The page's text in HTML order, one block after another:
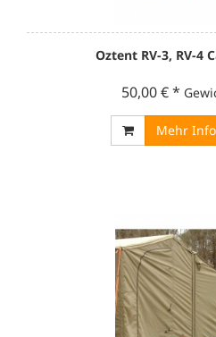
Oztent RV-3, RV-4
50,00 €*
Mehr